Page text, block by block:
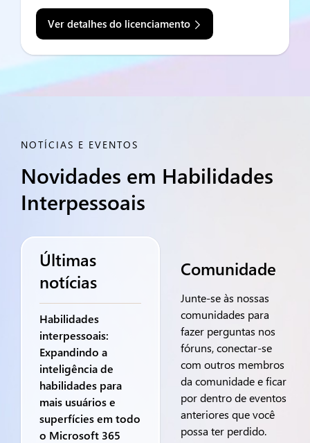
Ver detalhes do licenciamento
NOTÍCIAS E EVENTOS
Novidades em Habilidades
Interpessoais
Últimas
notícias
Habilidades
interpessoais:
Expandindo a
inteligência de
habilidades para
mais usuários e
superfícies em todo
o Microsoft 365
Comunidade
Junte-se às nossas
comunidades para
fazer perguntas nos
fóruns, conectar-se
com outros membros
da comunidade e ficar
por dentro de eventos
anteriores que você
possa ter perdido.